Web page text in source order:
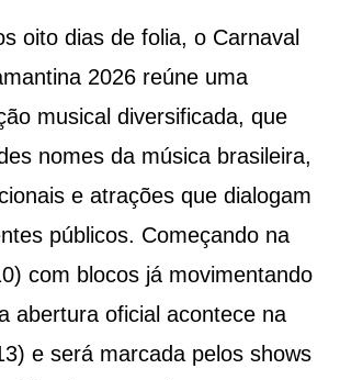
oito dias de folia, o Carnaval
2026 reúne uma
musical diversificada, que
nomes da música brasileira,
e atrações que dialogam
públicos. Começando na
com blocos já movimentando
abertura oficial acontece na
e será marcada pelos shows